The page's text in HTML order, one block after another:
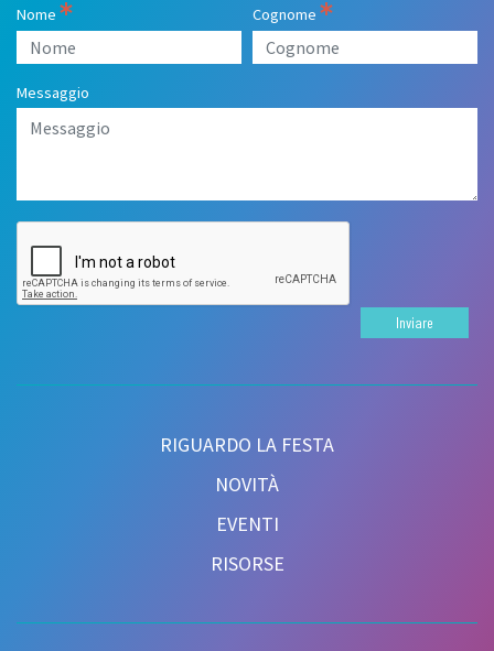
RIGUARDO LA FESTA
NOVITÀ
EVENTI
RISORSE
Nome Cognome
Messaggio
Inviare